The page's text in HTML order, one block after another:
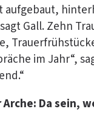
aufgebaut,
Gall. Zehn
im Jahr“,
Da sein,